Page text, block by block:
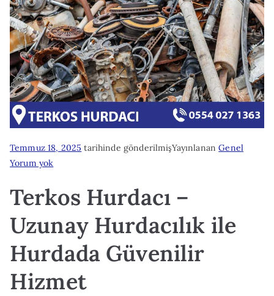
Temmuz 18, 2025 tarihinde gönderilmişYayınlananGenel
Yorum yok
Terkos Hurdacı –
Uzunay Hurdacılık ile
Hurdada Güvenilir
Hizmet